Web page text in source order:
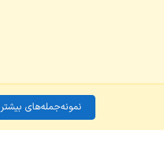
نمونه‌جمله‌های بیشتر